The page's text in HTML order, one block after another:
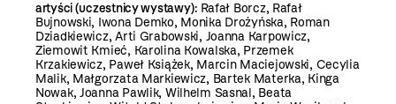
artyści (uczestnicy wystawy):Rafał Borcz, Rafał
Bujnowski, Iwona Demko, Monika Drożyńska, Roman
Dziadkiewicz, Arti Grabowski, Joanna Karpowicz,
Ziemowit Kmieć, Karolina Kowalska, Przemek
Krzakiewicz, Paweł Książek, Marcin Maciejowski, Cecylia
Malik, Małgorzata Markiewicz, Bartek Materka, Kinga
Nowak, Joanna Pawlik, Wilhelm Sasnal, Beata